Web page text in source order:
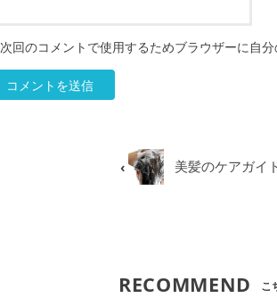
次回のコメントで使用するためブラウザーに自
美髪のケアガイ
RECOMMEND こ